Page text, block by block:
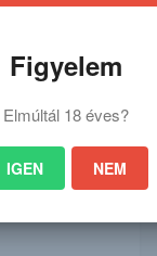
Figyelem
Elmúltál 18 éves?
IGEN NEM